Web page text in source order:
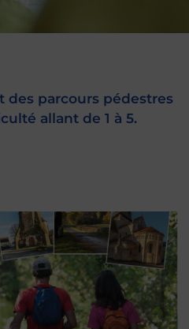
des parcours pédestres
allant de 1 à 5.